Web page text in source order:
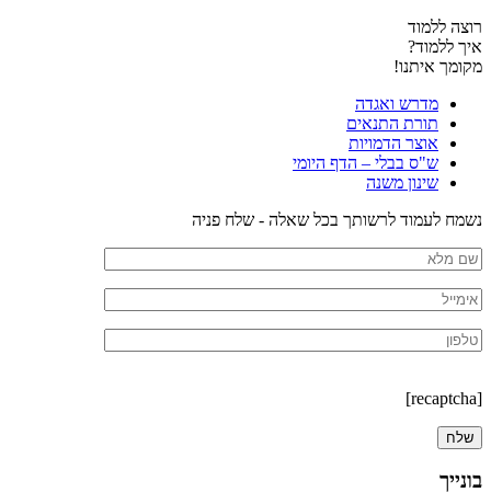
רוצה ללמוד
איך ללמוד?
מקומך איתנו!
מדרש ואגדה
תורת התנאים
אוצר הדמויות
ש"ס בבלי – הדף היומי
שינון משנה
נשמח לעמוד לרשותך בכל שאלה - שלח פניה
[recaptcha]
בונייך